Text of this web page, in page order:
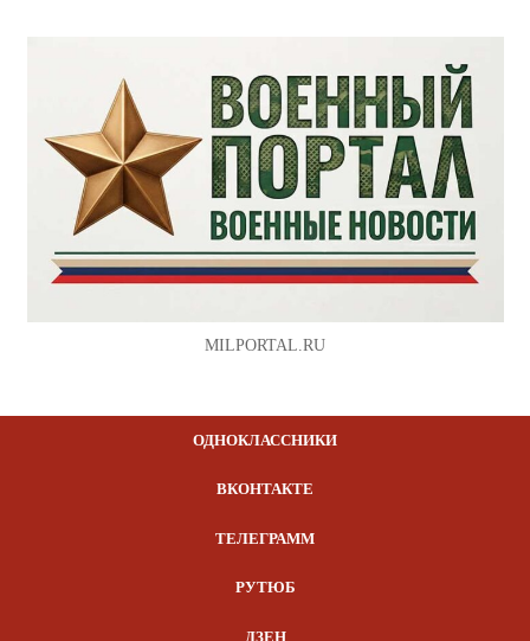
MILPORTAL.RU
ОДНОКЛАССНИКИ
ВКОНТАКТЕ
ТЕЛЕГРАММ
РУТЮБ
ДЗЕН